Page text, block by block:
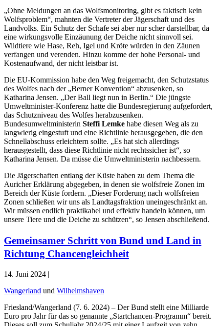
„Ohne Meldungen an das Wolfsmonitoring, gibt es faktisch kein
Wolfsproblem“, mahnten die Vertreter der Jägerschaft und des
Landvolks. Ein Schutz der Schafe sei aber nur scher darstellbar, da
eine wirkungsvolle Einzäunung der Deiche nicht sinnvoll sei.
Wildtiere wie Hase, Reh, Igel und Kröte würden in den Zäunen
verfangen und verenden. Hinzu komme der hohe Personal- und
Kostenaufwand, der nicht leistbar ist.
Die EU-Kommission habe den Weg freigemacht, den Schutzstatus
des Wolfes nach der „Berner Konvention“ abzusenken, so
Katharina Jensen. „Der Ball liegt nun in Berlin.“ Die jüngste
Umweltminister-Konferenz hatte die Bundesregierung aufgefordert,
das Schutzniveau des Wolfes herabzusenken.
Bundesumweltministerin Steffi Lemke habe diesen Weg als zu
langwierig eingestuft und eine Richtlinie herausgegeben, die den
Schnellabschuss erleichtern sollte. „Es hat sich allerdings
herausgestellt, dass diese Richtlinie nicht rechtssicher ist“, so
Katharina Jensen. Da müsse die Umweltministerin nachbessern.
Die Jägerschaften entlang der Küste haben zu dem Thema die
Auricher Erklärung abgegeben, in denen sie wolfsfreie Zonen im
Bereich der Küste fordern. „Dieser Forderung nach wolfsfreien
Zonen schließen wir uns als Landtagsfraktion uneingeschränkt an.
Wir müssen endlich praktikabel und effektiv handeln können, um
unsere Tiere und die Deiche zu schützen“, so Jensen abschließend.
Gemeinsamer Schritt von Bund und Land in
Richtung Chancengleichheit
14. Juni 2024 |
Wangerland und Wilhelmshaven
Friesland/Wangerland (7. 6. 2024) – Der Bund stellt eine Milliarde
Euro pro Jahr für das so genannte „Startchancen-Programm“ bereit.